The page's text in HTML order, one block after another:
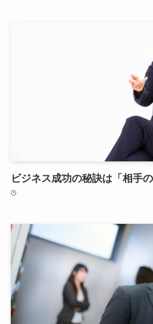
ビジネス成功の秘訣は「相手